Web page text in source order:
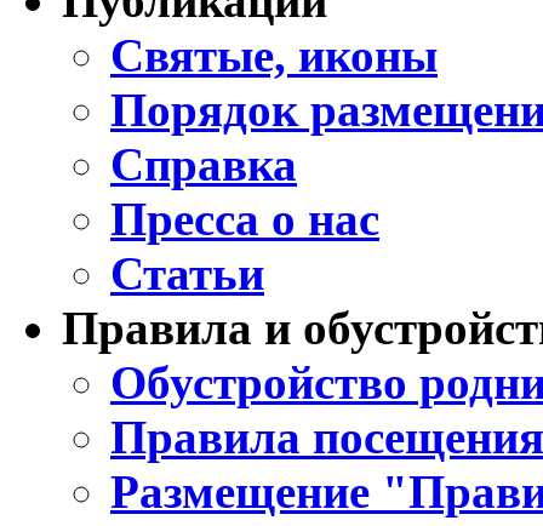
Святые, иконы
Порядок
Справка
Пресса о нас
Статьи
Правила и
Обустройство
Правила
Размещение